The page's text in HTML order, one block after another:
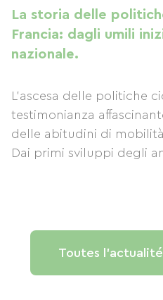
La storia delle
Francia: dagli umili
nazionale.
L'ascesa delle politiche
testimonianza
delle abitudini di
Dai primi sviluppi degli
Toutes